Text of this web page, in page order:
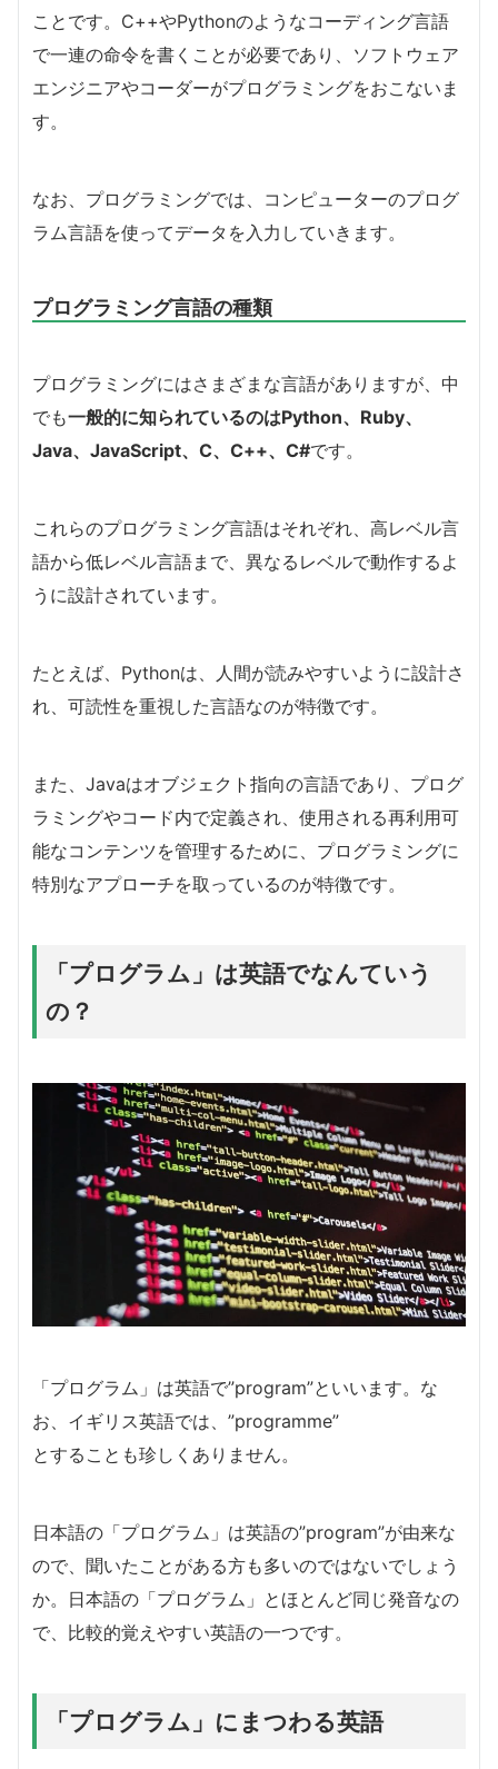
ことです。C++やPythonのようなコーディング言語
で一連の命令を書くことが必要であり、ソフトウェア
エンジニアやコーダーがプログラミングをおこないま
す。
なお、プログラミングでは、コンピューターのプログ
ラム言語を使ってデータを入力していきます。
プログラミング言語の種類
プログラミングにはさまざまな言語がありますが、中
でも一般的に知られているのはPython、Ruby、
Java、JavaScript、C、C++、C#です。
これらのプログラミング言語はそれぞれ、高レベル言
語から低レベル言語まで、異なるレベルで動作するよ
うに設計されています。
たとえば、Pythonは、人間が読みやすいように設計さ
れ、可読性を重視した言語なのが特徴です。
また、Javaはオブジェクト指向の言語であり、プログ
ラミングやコード内で定義され、使用される再利用可
能なコンテンツを管理するために、プログラミングに
特別なアプローチを取っているのが特徴です。
「プログラム」は英語でなんていう
の？
「プログラム」は英語で”program”といいます。な
お、イギリス英語では、”programme”
とすることも珍しくありません。
日本語の「プログラム」は英語の”program”が由来な
ので、聞いたことがある方も多いのではないでしょう
か。日本語の「プログラム」とほとんど同じ発音なの
で、比較的覚えやすい英語の一つです。
「プログラム」にまつわる英語